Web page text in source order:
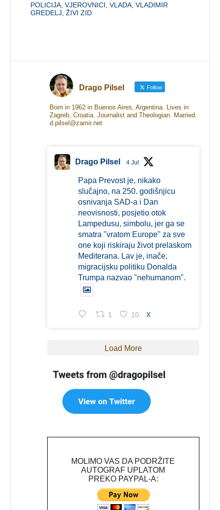
POLICIJA ,VJEROVNICI ,VLADA ,VLADIMIR
GREDELJ ,ŽIVI ZID
Drago Pilsel Follow
Born in 1962 in Buenos Aires, Argentina. Lives in
Zagreb, Croatia. Journalist and Theologian. Married.
d.pilsel@zamir.net
Drago Pilsel 4 Jul
Papa Prevost je, nikako
slučajno, na 250. godišnjicu
osnivanja SAD-a i Dan
neovisnosti, posjetio otok
Lampedusu, simbolu, jer ga se
smatra "vratom Europe" za sve
one koji riskiraju život prelaskom
Mediterana. Lav je, inače,
migracijsku politiku Donalda
Trumpa nazvao "nehumanom".
1 10 X
Load More
MOLIMO VAS DA PODRŽITE
AUTOGRAF UPLATOM
PREKO PAYPAL-A: